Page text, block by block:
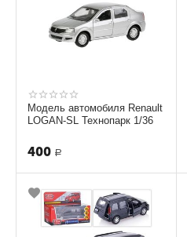
Модель автомобиля Renault
LOGAN-SL Технопарк 1/36
400 Р